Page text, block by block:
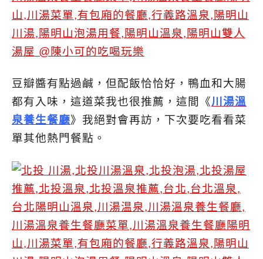
豆瓣醬有點過鹹，但配飯恰恰好，鴨血和大腸
都有入味，這道菜我也很推薦，這間《川湯溫
泉養生餐廳》我絕對會再訪，下次要吃看看菜
單其他熱門餐點。